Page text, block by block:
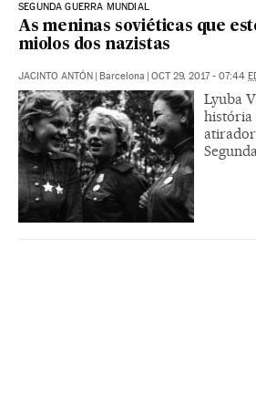
SEGUNDA GUERRA MUNDIAL
As meninas soviéticas que
miolos dos nazistas
JACINTO ANTÓN Barcelona OCT 29, 2017 - 07:44
Lyuba
história